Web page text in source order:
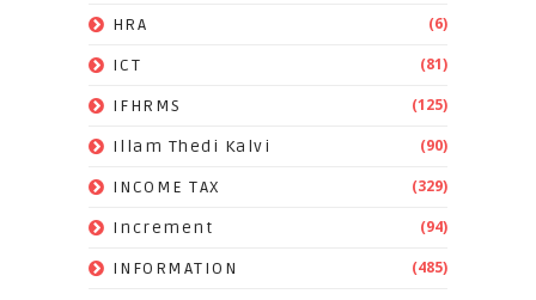
HRA (6)
ICT (81)
IFHRMS (125)
Illam Thedi Kalvi (90)
INCOME TAX (329)
Increment (94)
INFORMATION (485)